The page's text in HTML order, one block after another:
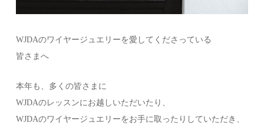
WJDAのワイヤージュエリーを愛してくださっている
皆さまへ
本年も、多くの皆さまに
WJDAのレッスンにお越しいただいたり、
WJDAのワイヤージュエリーをお手に取ったりしていただき、